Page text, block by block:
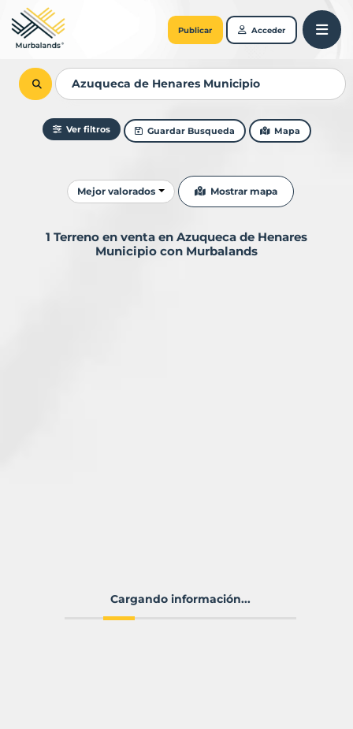
Publicar Acceder
Ver filtros Guardar Busqueda Mapa
Ordenar resultados
Mejor valorados Mostrar mapa
1 Terreno en venta en Azuqueca de Henares
Municipio con Murbalands
Cargando información...